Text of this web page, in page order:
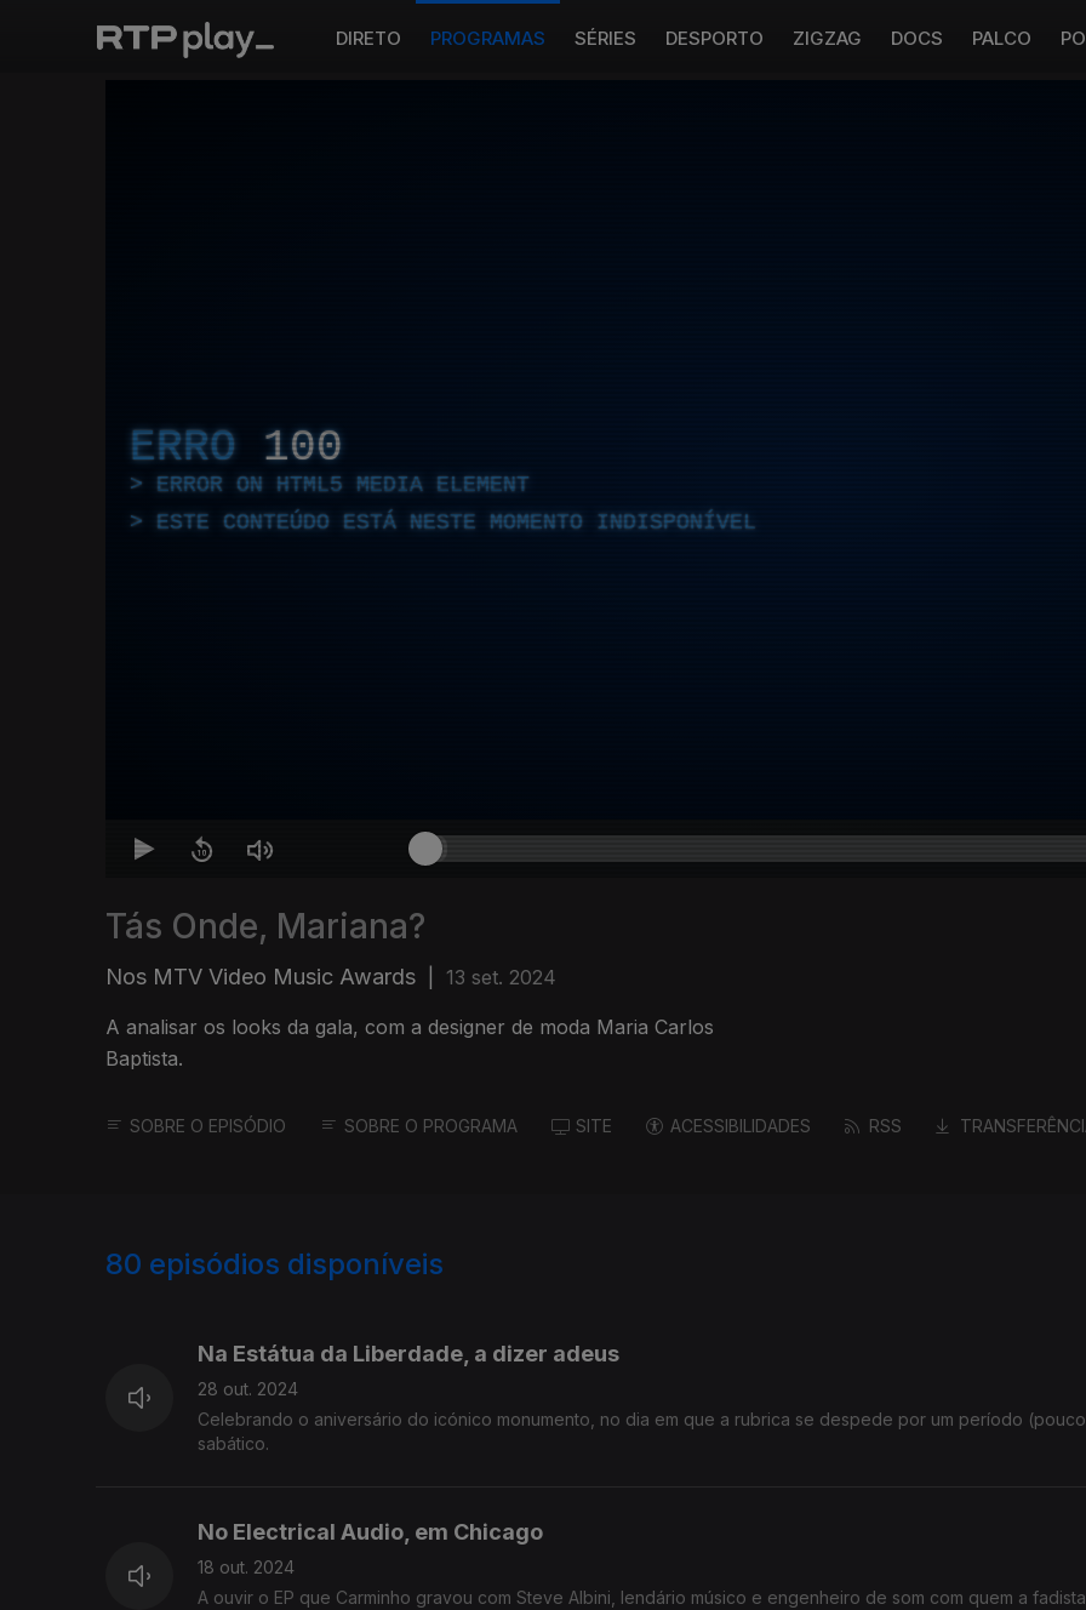
DIRETO PROGRAMAS SÉRIES DESPORTO ZIGZAG DOCS PALCO
ERRO 100
ERROR ON HTML5 MEDIA ELEMENT
ESTE CONTEÚDO ESTÁ NESTE MOMENTO INDISPONÍVEL
Tás Onde, Mariana?
Nos MTV Video Music Awards 13 set. 2024
A analisar os looks da gala, com a designer de moda Maria Carlos
Baptista.
SOBRE O EPISÓDIO SOBRE O PROGRAMA SITE ACESSIBILIDADES RSS
80 episódios disponíveis
Na Estátua da Liberdade, a dizer adeus
28 out. 2024
Celebrando o aniversário do icónico monumento, no dia em que a rubrica se despede por um período
sabático.
No Electrical Audio, em Chicago
18 out. 2024
A ouvir o EP que Carminho gravou com Steve Albini, lendário músico e engenheiro de som com quem a